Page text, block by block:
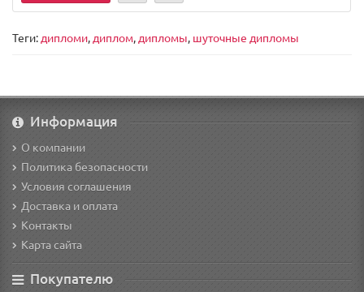
Теги: дипломи, диплом, дипломы, шуточные дипломы
Информация
О компании
Политика безопасности
Условия соглашения
Доставка и оплата
Контакты
Карта сайта
Покупателю